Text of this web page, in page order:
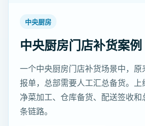
中央厨房
中央厨房门店补货案例
一个中央厨房门店补货场景中，
报单，总部需要人工汇总备货。上
净菜加工、仓库备货、配送签收
条链路。